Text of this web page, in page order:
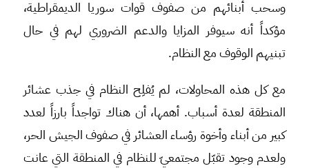
وسحب أبنائهم من صفوف قوات سوريا الديمقراطية،
مؤكداً أنه سيوفر المزايا والدعم الضروري لهم في حال
تبنيهم الوقوف مع النظام.
مع كل هذه المحاولات، لم يُفلِح النظام في جذب عشائر
المنطقة لعدة أسباب. أهمها، أن هناك تواجداً بارزاً لعدد
كبير من أبناء وأخوة رؤساء العشائر في صفوف الجيش الحر،
ولعدم وجود تقبّل مجتمعيّ للنظام في المنطقة التي عانت